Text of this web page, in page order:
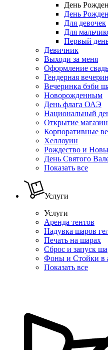
День
День
Для девочек
Для
Первый
Девичник
Выходи за меня
Оформление
Гендерная
Вечеринка бэби
Новорожденным
День флага ОАЭ
Национальный
Открытие
Корпоративные
Хеллоуин
Рождество и
День Святого
Показать все
Услуги
Услуги
Аренда тентов
Надувка шаров
Печать на шарах
Сброс и запуск
Фоны и Стойки в
Показать все